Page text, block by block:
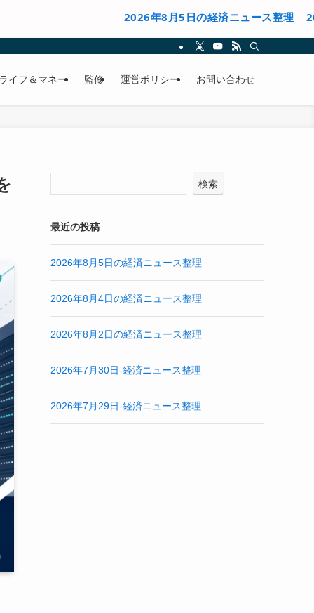
2026年8月5日の経済ニュース整理 2026年8月
イフ＆マネー 監修 運営ポリシー お問い合わせ
検索
最近の投稿
2026年8月5日の経済ニュース整理
2026年8月4日の経済ニュース整理
2026年8月2日の経済ニュース整理
2026年7月30日-経済ニュース整理
2026年7月29日-経済ニュース整理